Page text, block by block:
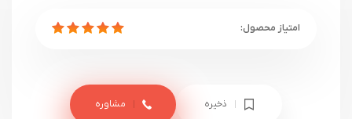
ذخیره مشاوره